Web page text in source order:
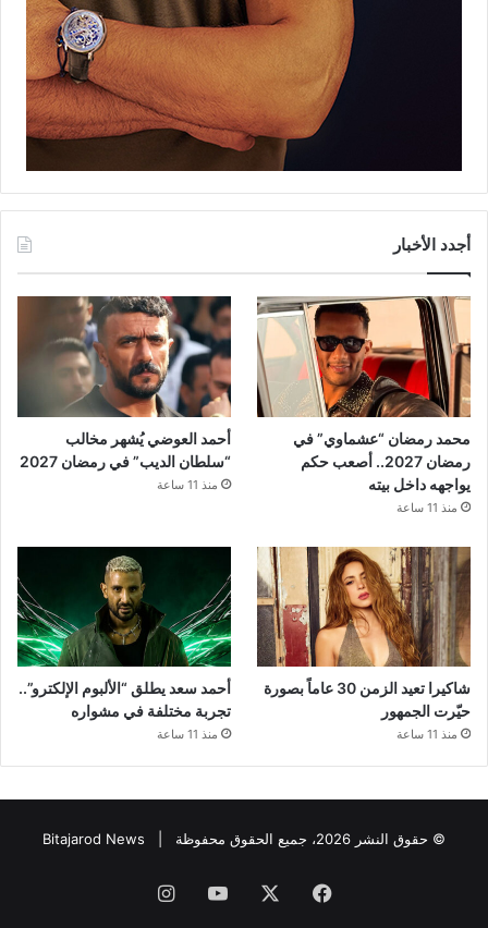
أجدد الأخبار
محمد رمضان “عشماوي” في
رمضان 2027.. أصعب حكم
يواجهه داخل بيته
منذ 11 ساعة
أحمد العوضي يُشهر مخالب
“سلطان الديب” في رمضان 2027
منذ 11 ساعة
شاكيرا تعيد الزمن 30 عاماً بصورة
حيّرت الجمهور
منذ 11 ساعة
أحمد سعد يطلق “الألبوم الإلكترو”..
تجربة مختلفة في مشواره
منذ 11 ساعة
© حقوق النشر 2026، جميع الحقوق محفوظة | Bitajarod News
فيسبوك ‫YouTubeانستقرام